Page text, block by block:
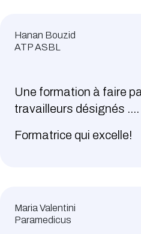
Hanan Bouzid
ATP ASBL
Une formation à faire
travailleurs désignés ....
Formatrice qui excelle!
Maria Valentini
Paramedicus